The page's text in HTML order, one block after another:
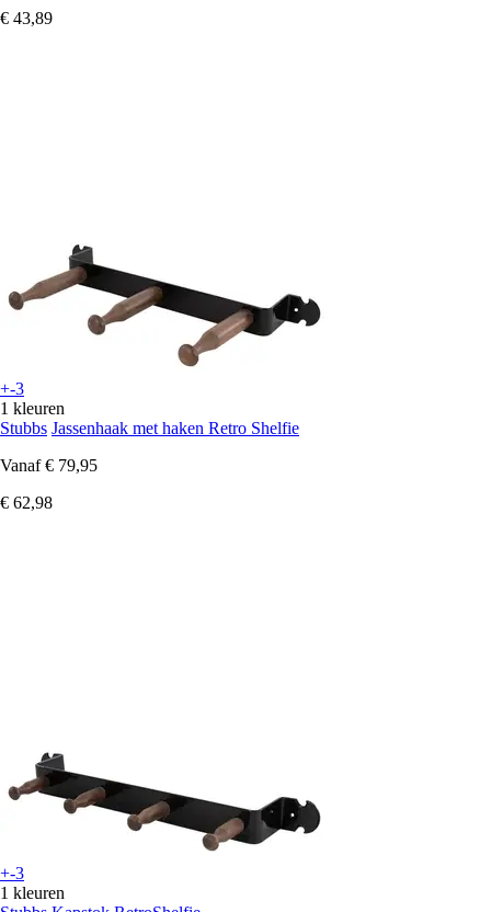
€ 43,89
+-3
1 kleuren
Stubbs Jassenhaak met haken Retro Shelfie
Vanaf € 79,95
€ 62,98
+-3
1 kleuren